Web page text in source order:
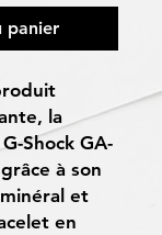
panier
la
Shock GA-
à son
et
en